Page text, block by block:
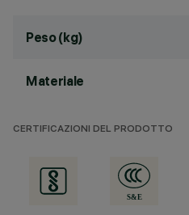
Peso (kg)
Materiale
CERTIFICAZIONI DEL PRODOTTO